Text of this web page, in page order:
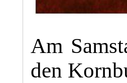
Am
den